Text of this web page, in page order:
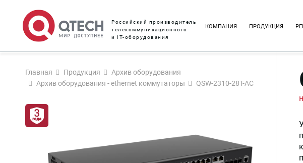
Российский производитель
телекоммуникационного
и IT-оборудования
КОМПАНИЯ ПРОДУКЦИЯ
Главная Продукция
Архив оборудования
Архив оборудования - ethernet коммутаторы
QSW-2310-28T-AC